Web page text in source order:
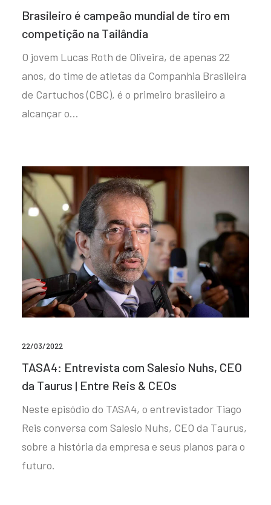
Brasileiro é campeão mundial de tiro em
competição na Tailândia
O jovem Lucas Roth de Oliveira, de apenas 22
anos, do time de atletas da Companhia Brasileira
de Cartuchos (CBC), é o primeiro brasileiro a
alcançar o…
22/03/2022
TASA4: Entrevista com Salesio Nuhs, CEO
da Taurus | Entre Reis & CEOs
Neste episódio do TASA4, o entrevistador Tiago
Reis conversa com Salesio Nuhs, CEO da Taurus,
sobre a história da empresa e seus planos para o
futuro.